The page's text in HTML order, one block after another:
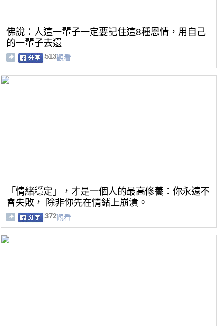
佛說：人這一輩子一定要記住這8種恩情，用自己
的一輩子去還
513觀看
「情緒穩定」，才是一個人的最高修養：你永遠不
會失敗， 除非你先在情緒上崩潰。
372觀看